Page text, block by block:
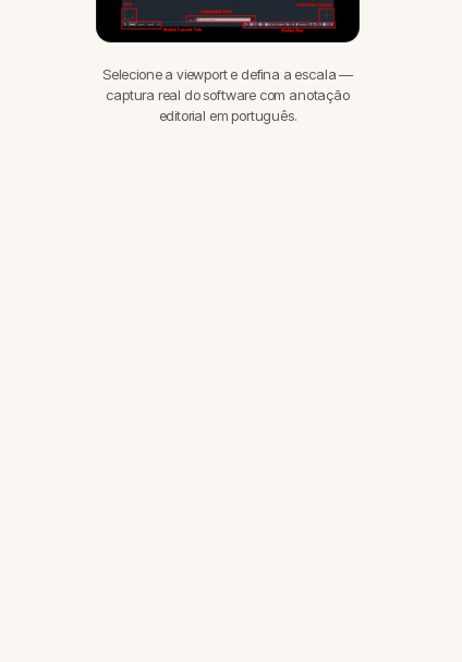
Selecione a viewport e defina a escala —
captura real do software com anotação
editorial em português.